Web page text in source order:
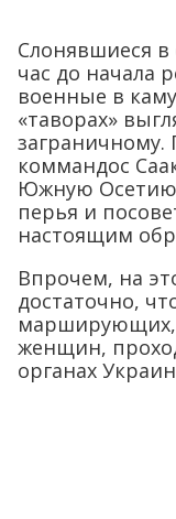
Слонявшиеся в
час до начала
военные в
«таворах»
заграничному.
коммандос
Южную Осетию
перья и
настоящим
Впрочем, на
достаточно,
марширующих,
женщин,
органах